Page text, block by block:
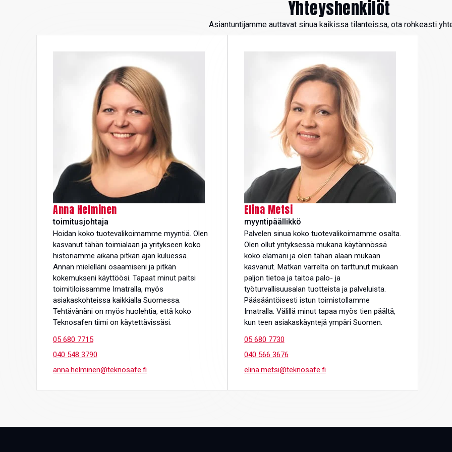
Yhteyshenkilöt
Asiantuntijamme auttavat sinua kaikissa tilanteissa, ota rohkeasti
Anna Helminen
toimitusjohtaja
Hoidan koko tuotevalikoimamme myyntiä. Olen
kasvanut tähän toimialaan ja yritykseen koko
historiamme aikana pitkän ajan kuluessa.
Annan mielelläni osaamiseni ja pitkän
kokemukseni käyttöösi. Tapaat minut paitsi
toimitiloissamme Imatralla, myös
asiakaskohteissa kaikkialla Suomessa.
Tehtävänäni on myös huolehtia, että koko
Teknosafen tiimi on käytettävissäsi.
05 680 7715
040 548 3790
anna.helminen@teknosafe.fi
Elina Metsi
myyntipäällikkö
Palvelen sinua koko tuotevalikoimamme osalta.
Olen ollut yrityksessä mukana käytännössä
koko elämäni ja olen tähän alaan mukaan
kasvanut. Matkan varrelta on tarttunut mukaan
paljon tietoa ja taitoa palo- ja
työturvallisuusalan tuotteista ja palveluista.
Pääsääntöisesti istun toimistollamme
Imatralla. Välillä minut tapaa myös tien päältä,
kun teen asiakaskäyntejä ympäri Suomen.
05 680 7730
040 566 3676
elina.metsi@teknosafe.fi